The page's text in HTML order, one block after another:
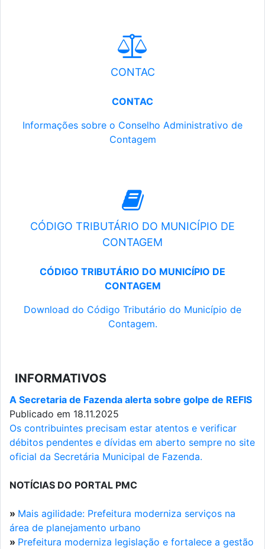
CONTAC
CONTAC
Informações sobre o Conselho Administrativo de
Contagem
CÓDIGO TRIBUTÁRIO DO MUNICÍPIO DE
CONTAGEM
CÓDIGO TRIBUTÁRIO DO MUNICÍPIO DE
CONTAGEM
Download do Código Tributário do Município de
Contagem.
INFORMATIVOS
A Secretaria de Fazenda alerta sobre golpe de REFIS
Publicado em 18.11.2025
Os contribuintes precisam estar atentos e verificar
débitos pendentes e dívidas em aberto sempre no site
oficial da Secretária Municipal de Fazenda.
NOTÍCIAS DO PORTAL PMC
» Mais agilidade: Prefeitura moderniza serviços na
área de planejamento urbano
» Prefeitura moderniza legislação e fortalece a gestão